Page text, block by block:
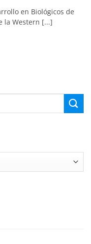
en Biológicos de
la Western [...]